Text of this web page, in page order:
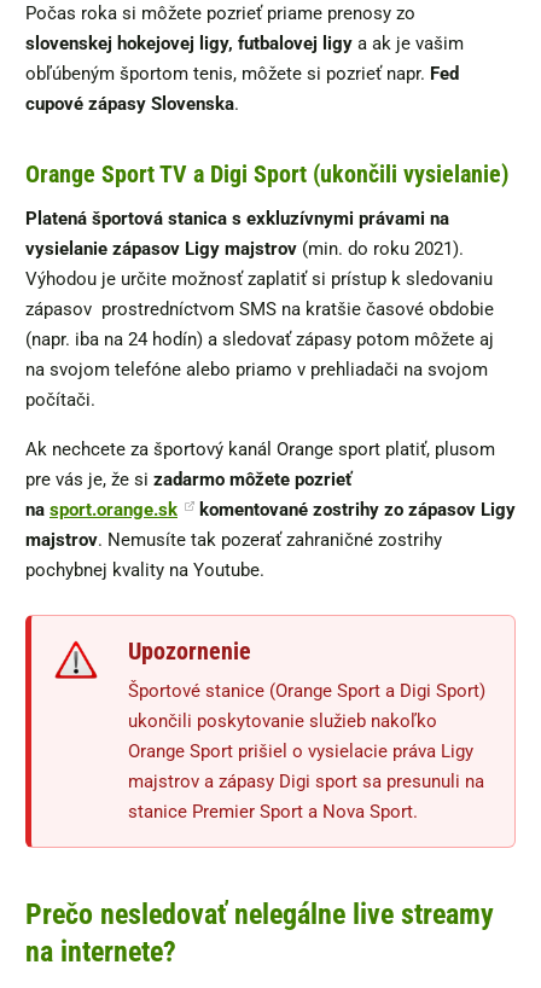
Počas roka si môžete pozrieť priame prenosy zo
slovenskej hokejovej ligy, futbalovej ligy a ak je vašim
obľúbeným športom tenis, môžete si pozrieť napr. Fed
cupové zápasy Slovenska.
Orange Sport TV a Digi Sport (ukončili vysielanie)
Platená športová stanica s exkluzívnymi právami na
vysielanie zápasov Ligy majstrov (min. do roku 2021).
Výhodou je určite možnosť zaplatiť si prístup k sledovaniu
zápasov prostredníctvom SMS na kratšie časové obdobie
(napr. iba na 24 hodín) a sledovať zápasy potom môžete aj
na svojom telefóne alebo priamo v prehliadači na svojom
počítači.
Ak nechcete za športový kanál Orange sport platiť, plusom
pre vás je, že si zadarmo môžete pozrieť
na sport.orange.sk
komentované zostrihy zo zápasov Ligy
majstrov. Nemusíte tak pozerať zahraničné zostrihy
pochybnej kvality na Youtube.
Upozornenie
Športové stanice (Orange Sport a Digi Sport)
ukončili poskytovanie služieb nakoľko
Orange Sport prišiel o vysielacie práva Ligy
majstrov a zápasy Digi sport sa presunuli na
stanice Premier Sport a Nova Sport.
Prečo nesledovať nelegálne live streamy
na internete?